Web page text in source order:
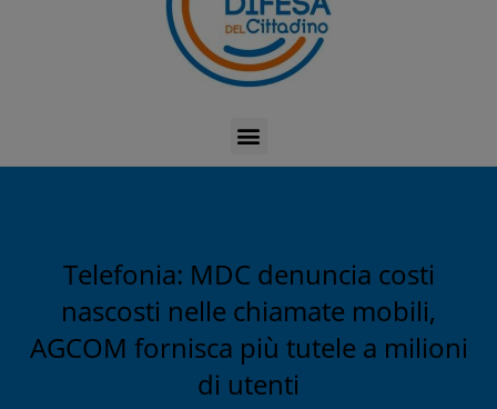
Telefonia: MDC denuncia costi
nascosti nelle chiamate mobili,
AGCOM fornisca più tutele a milioni
di utenti